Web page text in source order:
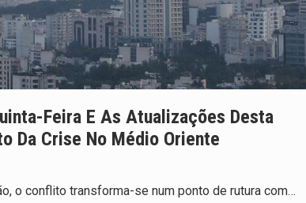
Feira E As Atualizações Desta
Da Crise No Médio Oriente
o conflito transforma-se num ponto de rutura com…